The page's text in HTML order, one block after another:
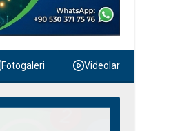
Fotogaleri Videolar